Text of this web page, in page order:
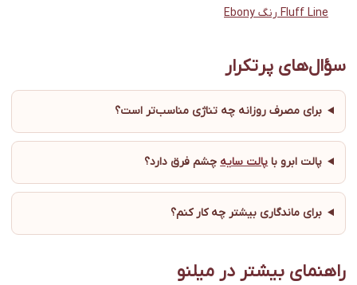
Fluff Line رنگ Ebony
سؤال‌های پرتکرار
برای مصرف روزانه چه تناژی مناسب‌تر است؟
پالت ابرو باپالت سایهچشم فرق دارد؟
برای ماندگاری بیشتر چه کار کنم؟
راهنمای بیشتر در میلنو